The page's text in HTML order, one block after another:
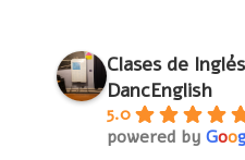
Clases de
DancEnglish
5.0
powered by Goog